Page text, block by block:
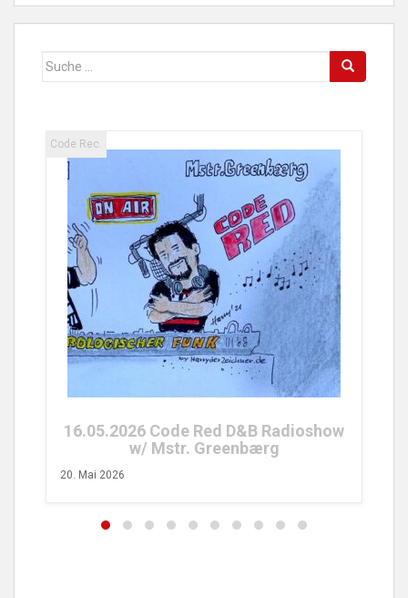
Suche
25.04.2026 Code Red FM Radioshow
w/ Tobs Turvy
26. April 2026
Code Rec.